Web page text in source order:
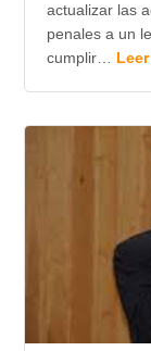
actualizar las
penales a un
cumplir…